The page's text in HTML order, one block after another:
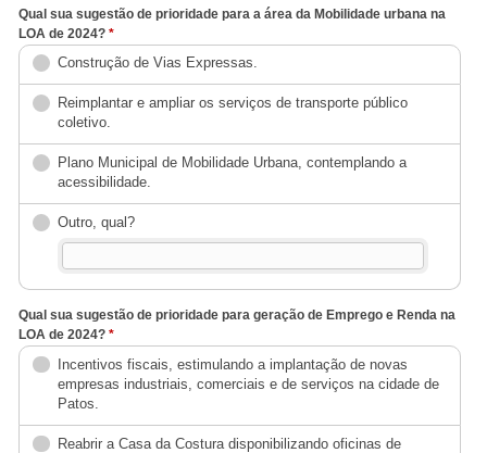
Qual sua sugestão de prioridade para a área da Mobilidade urbana na
LOA de 2024? *
Construção de Vias Expressas.
Reimplantar e ampliar os serviços de transporte público
coletivo.
Plano Municipal de Mobilidade Urbana, contemplando a
acessibilidade.
Outro, qual?
Qual sua sugestão de prioridade para geração de Emprego e Renda na
LOA de 2024? *
Incentivos fiscais, estimulando a implantação de novas
empresas industriais, comerciais e de serviços na cidade de
Patos.
Reabrir a Casa da Costura disponibilizando oficinas de